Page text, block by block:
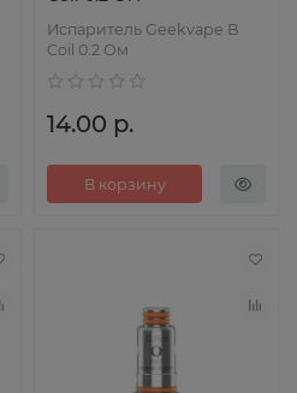
Испаритель Geekvape B
Coil 0.2 Ом
14.00 р.
В корзину